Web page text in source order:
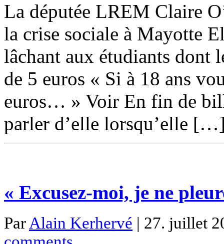
La députée LREM Claire
la crise sociale à Mayotte
lâchant aux étudiants dont
de 5 euros « Si à 18 ans
euros… » Voir En fin de
parler d’elle lorsqu’elle
« Excusez-moi, je ne
Par Alain Kerhervé | 27. juillet